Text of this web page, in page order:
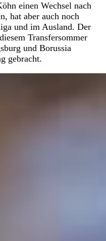
einen Wechsel nach
hat aber auch noch
und im Ausland. Der
Transfersommer
und Borussia
gebracht.